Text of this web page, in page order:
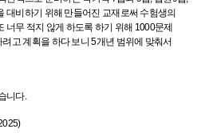
대비하기 위해 만들어진 교재로써 수험생의
너무 적지 않게 하도록 하기 위해 1000문제
고 계획을 하다 보니 5개년 범위에 맞춰서
니다.